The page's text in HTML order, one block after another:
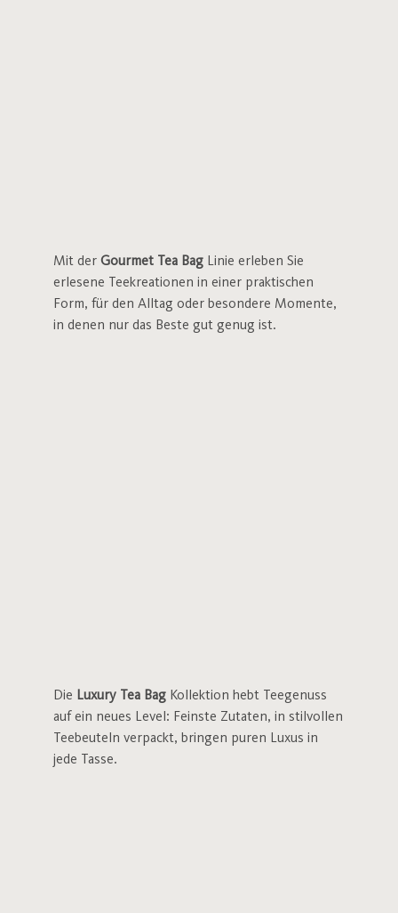
Mit der Gourmet Tea Bag Linie erleben Sie
erlesene Teekreationen in einer praktischen
Form, für den Alltag oder besondere Momente,
in denen nur das Beste gut genug ist.
Die Luxury Tea Bag Kollektion hebt Teegenuss
auf ein neues Level: Feinste Zutaten, in stilvollen
Teebeuteln verpackt, bringen puren Luxus in
jede Tasse.